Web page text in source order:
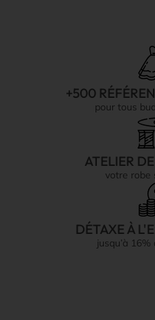
+500
pour tous
ATELIER
votre robe
DÉTAXE À
jusqu’à 16%